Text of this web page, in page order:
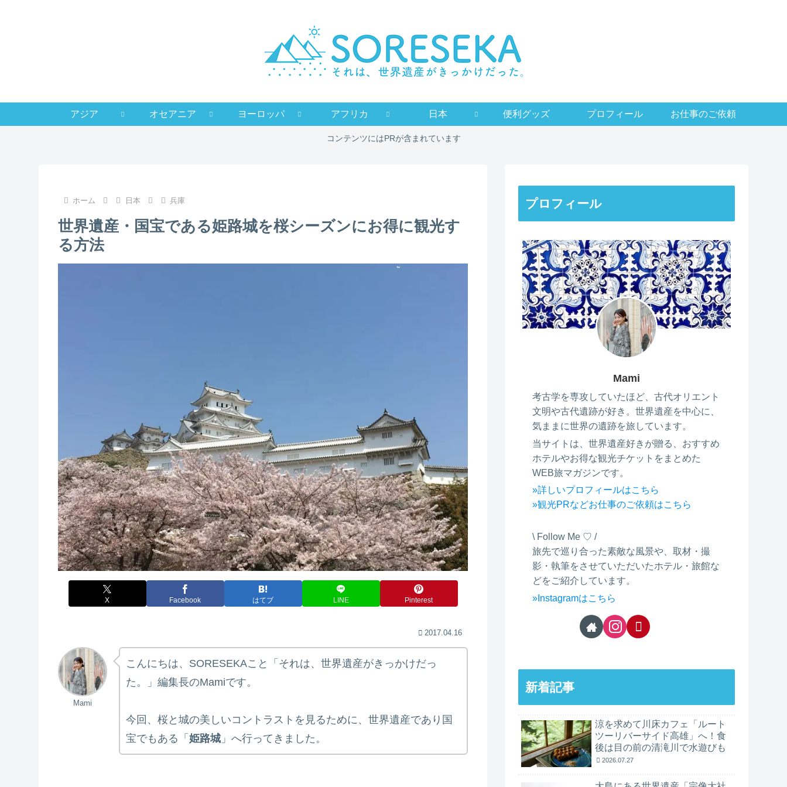
アジア オセアニア ヨーロッパ アフリカ 日本 便利グッズ プロフィール お仕事のご依頼
コンテンツにはPRが含まれています
ホーム 日本 兵庫
世界遺産・国宝である姫路城を桜シーズンにお得に観光す
る方法
X Facebook はてブ LINE Pinterest
2017.04.16
Mami
こんにちは、SORESEKAこと「それは、世界遺産がきっかけだっ
た。」編集長のMamiです。
今回、桜と城の美しいコントラストを見るために、世界遺産であり国
宝でもある「 姫路城 」へ行ってきました。
プロフィール
Mami
考古学を専攻していたほど、古代オリエント
文明や古代遺跡が好き。世界遺産を中心に、
気ままに世界の遺跡を旅しています。
当サイトは、世界遺産好きが贈る、おすすめ
ホテルやお得な観光チケットをまとめた
WEB旅マガジンです。
»詳しいプロフィールはこちら
»観光PRなどお仕事のご依頼はこちら
\ Follow Me ♡ /
旅先で巡り合った素敵な風景や、取材・撮
影・執筆をさせていただいたホテル・旅館な
どをご紹介しています。
»Instagramはこちら
新着記事
涼を求めて川床カフェ「ルート
ツーリバーサイド高雄」へ！食
後は目の前の清滝川で水遊びも
2026.07.27